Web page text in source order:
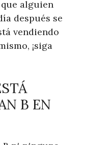
alguien
después se
vendiendo
¡siga
B EN